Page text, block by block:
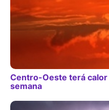
Centro-Oeste terá calor
semana